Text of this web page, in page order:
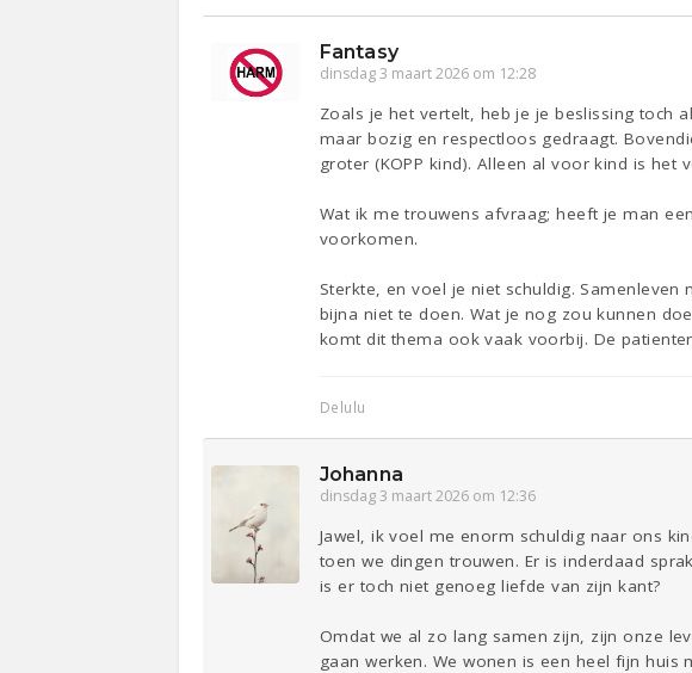
Fantasy
dinsdag 3 maart 2026 om 12:28
Zoals je het vertelt, heb je je beslissing toch
maar bozig en respectloos gedraagt.
groter (KOPP kind). Alleen al voor kind is het
Wat ik me trouwens afvraag; heeft je man
voorkomen.
Sterkte, en voel je niet schuldig.
bijna niet te doen. Wat je nog zou kunnen
komt dit thema ook vaak voorbij. De
Delulu
Johanna
dinsdag 3 maart 2026 om 12:36
Jawel, ik voel me enorm schuldig naar ons
toen we dingen trouwen. Er is inderdaad
is er toch niet genoeg liefde van zijn kant?
Omdat we al zo lang samen zijn, zijn onze
gaan werken. We wonen is een heel fijn